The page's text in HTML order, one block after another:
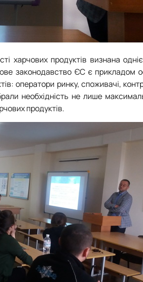
харчових продуктів визнана
законодавство ЄС є прикладом
оператори ринку, споживачі,
необхідність не лише
продуктів.